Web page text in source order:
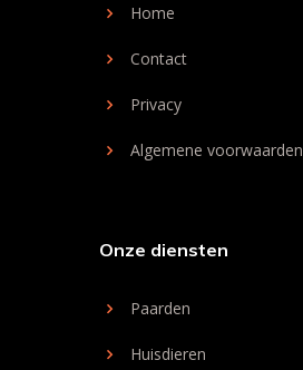
Home
Contact
Privacy
Algemene voorwaarden
Onze diensten
Paarden
Huisdieren